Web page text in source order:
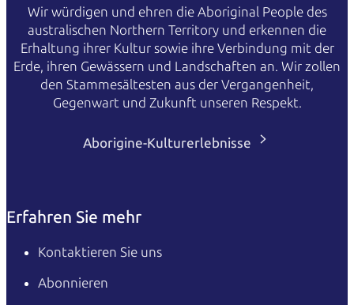
Wir würdigen und ehren die Aboriginal People des
australischen Northern Territory und erkennen die
Erhaltung ihrer Kultur sowie ihre Verbindung mit der
Erde, ihren Gewässern und Landschaften an. Wir zollen
den Stammesältesten aus der Vergangenheit,
Gegenwart und Zukunft unseren Respekt.
Aborigine-Kulturerlebnisse
Erfahren Sie mehr
Kontaktieren Sie uns
Abonnieren